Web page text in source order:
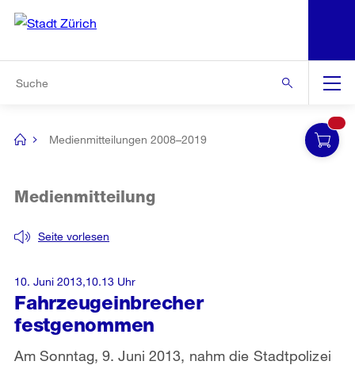
Navigation
[no
Medienmitteilungen 2008–2019
Fahrzeugeinbrecher
festgenommen
Seite vorlesen
Medienmitteilung
Am Sonntag, 9. Juni 2013, nahm die Stadtpolizei
10. Juni 2013,10.13 Uhr